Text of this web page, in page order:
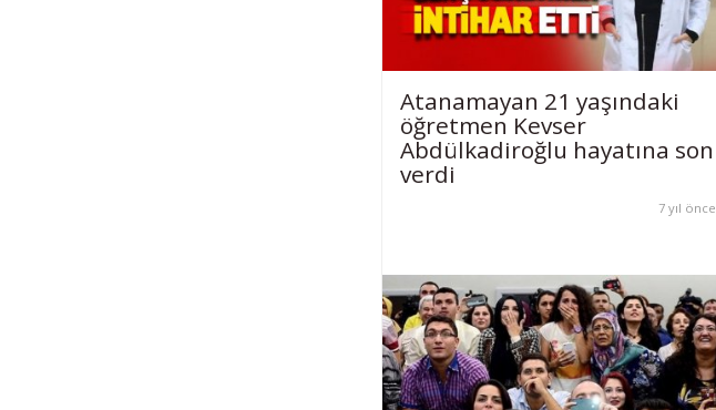
Atanamayan 21 yaşındaki
öğretmen Kevser
Abdülkadiroğlu hayatına son
verdi
7 yıl önce